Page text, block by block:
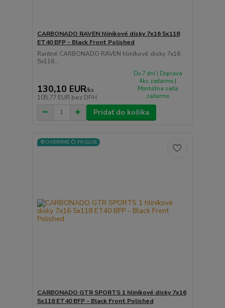
CARBONADO RAVEN hliníkové disky 7x16 5x118
ET40 BFP - Black Front Polished
Raritné CARBONADO RAVEN hliníkové disky 7x16
5x118...
130,10 EUR/ks
105,77 EUR bez DPH
Do 7 dní | Doprava
4ks zadarmo |
Montážna sada
zadarmo
Pridať do košíka
⚙️OVERÍME ČI PASUJE
CARBONADO GTR SPORTS 1 hliníkové disky 7x16
5x118 ET40 BFP - Black Front Polished